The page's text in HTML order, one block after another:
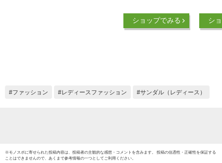
ックス ブルックリン
ロウ ウェッジ ウィ
206453
ショップでみる
ース
ワイ
室 人
シ
ファッション レディースファッション サンダル（レディース）
※モノスポに寄せられた投稿内容は、投稿者の主観的な感想・コメントを含みます。 投稿の信憑性・正確性を保証する
ことはできませんので、あくまで参考情報の一つとしてご利用ください。